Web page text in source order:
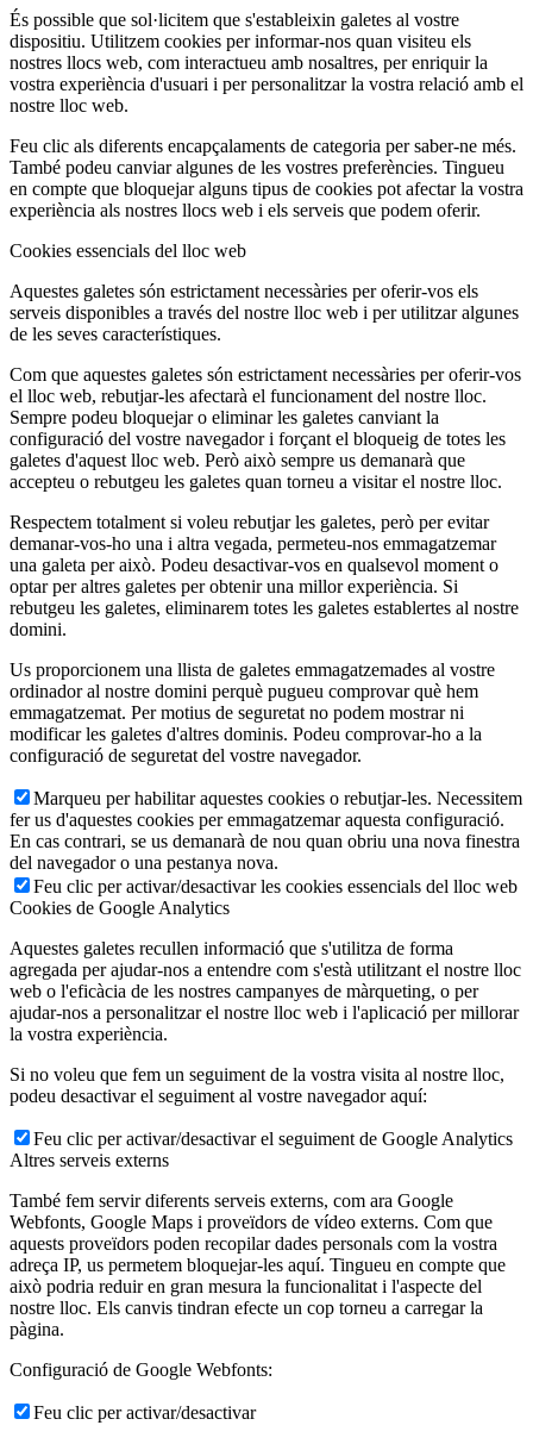
És possible que sol·licitem que s'estableixin galetes al vostre
dispositiu. Utilitzem cookies per informar-nos quan visiteu els
nostres llocs web, com interactueu amb nosaltres, per enriquir la
vostra experiència d'usuari i per personalitzar la vostra relació amb el
nostre lloc web.
Feu clic als diferents encapçalaments de categoria per saber-ne més.
També podeu canviar algunes de les vostres preferències. Tingueu
en compte que bloquejar alguns tipus de cookies pot afectar la vostra
experiència als nostres llocs web i els serveis que podem oferir.
Cookies essencials del lloc web
Aquestes galetes són estrictament necessàries per oferir-vos els
serveis disponibles a través del nostre lloc web i per utilitzar algunes
de les seves característiques.
Com que aquestes galetes són estrictament necessàries per oferir-vos
el lloc web, rebutjar-les afectarà el funcionament del nostre lloc.
Sempre podeu bloquejar o eliminar les galetes canviant la
configuració del vostre navegador i forçant el bloqueig de totes les
galetes d'aquest lloc web. Però això sempre us demanarà que
accepteu o rebutgeu les galetes quan torneu a visitar el nostre lloc.
Respectem totalment si voleu rebutjar les galetes, però per evitar
demanar-vos-ho una i altra vegada, permeteu-nos emmagatzemar
una galeta per això. Podeu desactivar-vos en qualsevol moment o
optar per altres galetes per obtenir una millor experiència. Si
rebutgeu les galetes, eliminarem totes les galetes establertes al nostre
domini.
Us proporcionem una llista de galetes emmagatzemades al vostre
ordinador al nostre domini perquè pugueu comprovar què hem
emmagatzemat. Per motius de seguretat no podem mostrar ni
modificar les galetes d'altres dominis. Podeu comprovar-ho a la
configuració de seguretat del vostre navegador.
Marqueu per habilitar aquestes cookies o rebutjar-les. Necessitem
fer us d'aquestes cookies per emmagatzemar aquesta configuració.
En cas contrari, se us demanarà de nou quan obriu una nova finestra
del navegador o una pestanya nova.
Feu clic per activar/desactivar les cookies essencials del lloc web
Cookies de Google Analytics
Aquestes galetes recullen informació que s'utilitza de forma
agregada per ajudar-nos a entendre com s'està utilitzant el nostre lloc
web o l'eficàcia de les nostres campanyes de màrqueting, o per
ajudar-nos a personalitzar el nostre lloc web i l'aplicació per millorar
la vostra experiència.
Si no voleu que fem un seguiment de la vostra visita al nostre lloc,
podeu desactivar el seguiment al vostre navegador aquí:
Feu clic per activar/desactivar el seguiment de Google Analytics
Altres serveis externs
També fem servir diferents serveis externs, com ara Google
Webfonts, Google Maps i proveïdors de vídeo externs. Com que
aquests proveïdors poden recopilar dades personals com la vostra
adreça IP, us permetem bloquejar-les aquí. Tingueu en compte que
això podria reduir en gran mesura la funcionalitat i l'aspecte del
nostre lloc. Els canvis tindran efecte un cop torneu a carregar la
pàgina.
Configuració de Google Webfonts:
Feu clic per activar/desactivar